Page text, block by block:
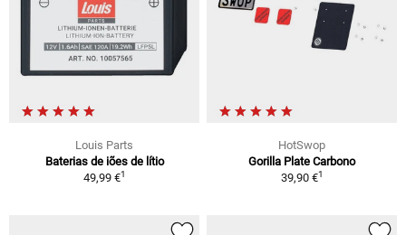
Louis Parts
Baterias de iões de lítio
49,99 €1
HotSwop
Gorilla Plate Carbono
39,90 €1